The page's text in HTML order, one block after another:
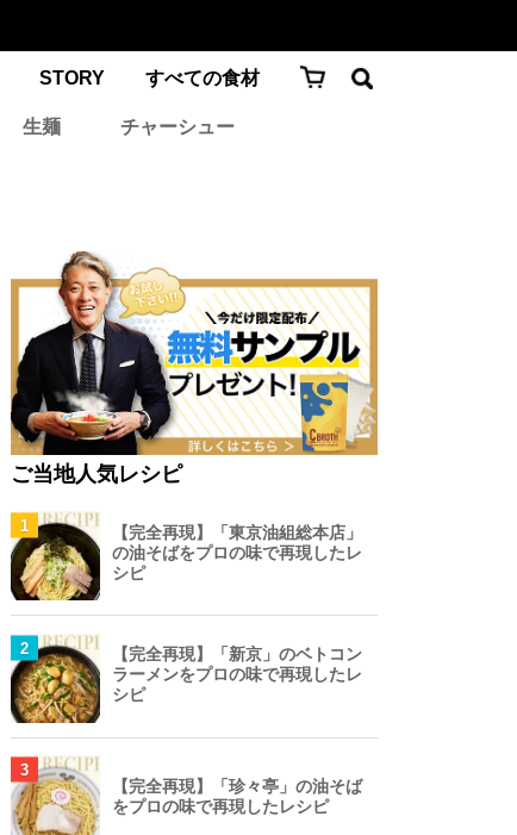
STORY すべての食材
生麺 チャーシュー
ご当地人気レシピ